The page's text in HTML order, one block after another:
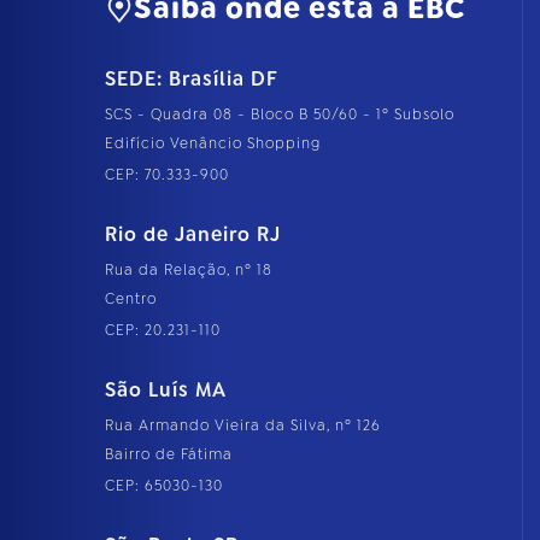
Saiba onde está a EBC
SEDE: Brasília DF
SCS - Quadra 08 - Bloco B 50/60 - 1º Subsolo
Edifício Venâncio Shopping
CEP: 70.333-900
Rio de Janeiro RJ
Rua da Relação, nº 18
Centro
CEP: 20.231-110
São Luís MA
Rua Armando Vieira da Silva, nº 126
Bairro de Fátima
CEP: 65030-130